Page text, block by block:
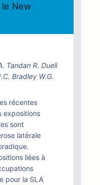
New
Tandan R. Duell
Bradley W.G.
récentes
expositions
sont
latérale
liées à
pour la SLA